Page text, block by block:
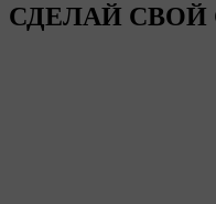
СДЕЛАЙ